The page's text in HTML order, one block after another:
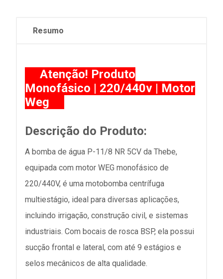
Resumo
Atenção! Produto
Monofásico | 220/440v | Motor
Weg
Descrição do Produto:
A bomba de água P-11/8 NR 5CV da Thebe,
equipada com motor WEG monofásico de
220/440V, é uma motobomba centrífuga
multiestágio, ideal para diversas aplicações,
incluindo irrigação, construção civil, e sistemas
industriais. Com bocais de rosca BSP, ela possui
sucção frontal e lateral, com até 9 estágios e
selos mecânicos de alta qualidade.